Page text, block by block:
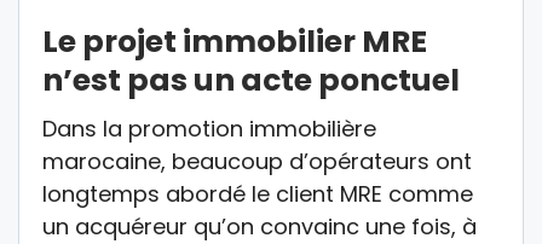
Le projet immobilier MRE
n’est pas un acte ponctuel
Dans la promotion immobilière
marocaine, beaucoup d’opérateurs ont
longtemps abordé le client MRE comme
un acquéreur qu’on convainc une fois, à